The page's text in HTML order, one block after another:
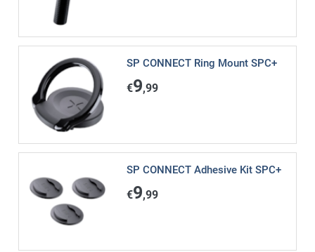
SP CONNECT Ring Mount SPC+
€9,99
SP CONNECT Adhesive Kit SPC+
€9,99